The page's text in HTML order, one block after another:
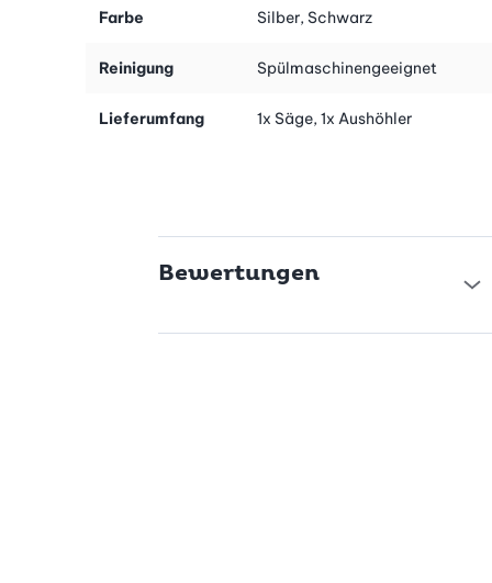
Rezepte für Sie zum Download bereit.
Farbe Silber, Schwarz
Reinigung Spülmaschinengeeignet
Lieferumfang 1x Säge, 1x Aushöhler
Bewertungen